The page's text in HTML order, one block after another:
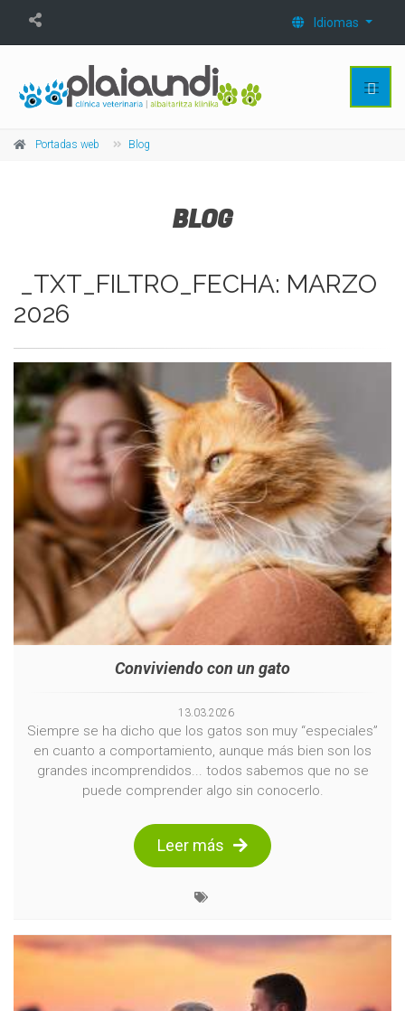
Idiomas
Portadas web Blog
BLOG
_TXT_FILTRO_FECHA: MARZO
2026
Conviviendo con un gato
13.03.2026
Siempre se ha dicho que los gatos son muy “especiales”
en cuanto a comportamiento, aunque más bien son los
grandes incomprendidos... todos sabemos que no se
puede comprender algo sin conocerlo.
Leer más